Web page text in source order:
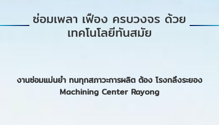
ซ่อมเพลา เฟือง ครบวงจร ด้วย
เทคโนโลยีทันสมัย
งานซ่อมแม่นยำ ทนทุกสภาวะการผลิต ต้อง โรงกลึงระยอง
Machining Center Rayong